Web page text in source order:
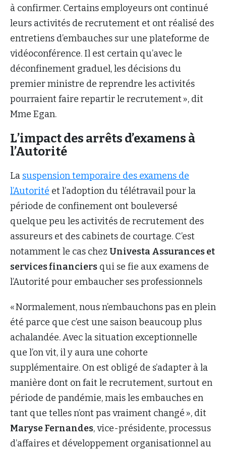
à confirmer. Certains employeurs ont continué
leurs activités de recrutement et ont réalisé des
entretiens d’embauches sur une plateforme de
vidéoconférence. Il est certain qu’avec le
déconfinement graduel, les décisions du
premier ministre de reprendre les activités
pourraient faire repartir le recrutement », dit
Mme Egan.
L’impact des arrêts d’examens à
l’Autorité
La suspension temporaire des examens de
l’Autorité et l’adoption du télétravail pour la
période de confinement ont bouleversé
quelque peu les activités de recrutement des
assureurs et des cabinets de courtage. C’est
notamment le cas chez Univesta Assurances et
services financiers qui se fie aux examens de
l’Autorité pour embaucher ses professionnels
« Normalement, nous n’embauchons pas en plein
été parce que c’est une saison beaucoup plus
achalandée. Avec la situation exceptionnelle
que l’on vit, il y aura une cohorte
supplémentaire. On est obligé de s’adapter à la
manière dont on fait le recrutement, surtout en
période de pandémie, mais les embauches en
tant que telles n’ont pas vraiment changé », dit
Maryse Fernandes, vice-présidente, processus
d’affaires et développement organisationnel au